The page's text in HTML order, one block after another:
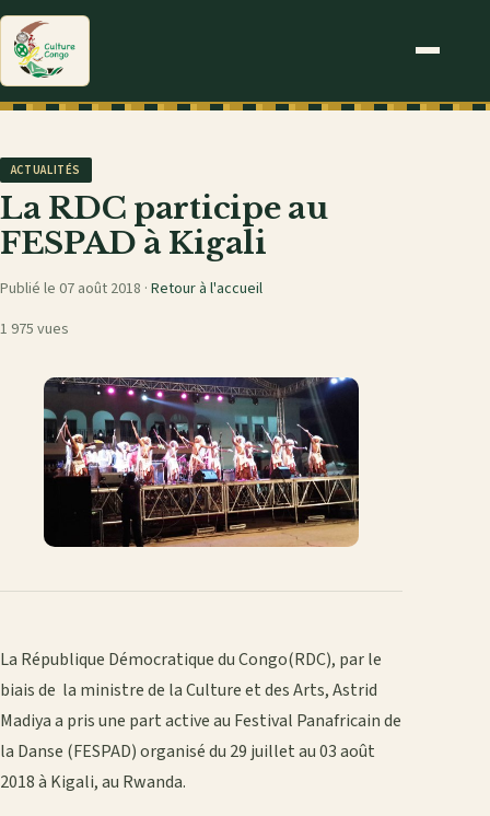
ACTUALITÉS
La RDC participe au
FESPAD à Kigali
Publié le 07 août 2018 · Retour à l'accueil
1 975 vues
La République Démocratique du Congo(RDC), par le
biais de la ministre de la Culture et des Arts, Astrid
Madiya a pris une part active au Festival Panafricain de
la Danse (FESPAD) organisé du 29 juillet au 03 août
2018 à Kigali, au Rwanda.